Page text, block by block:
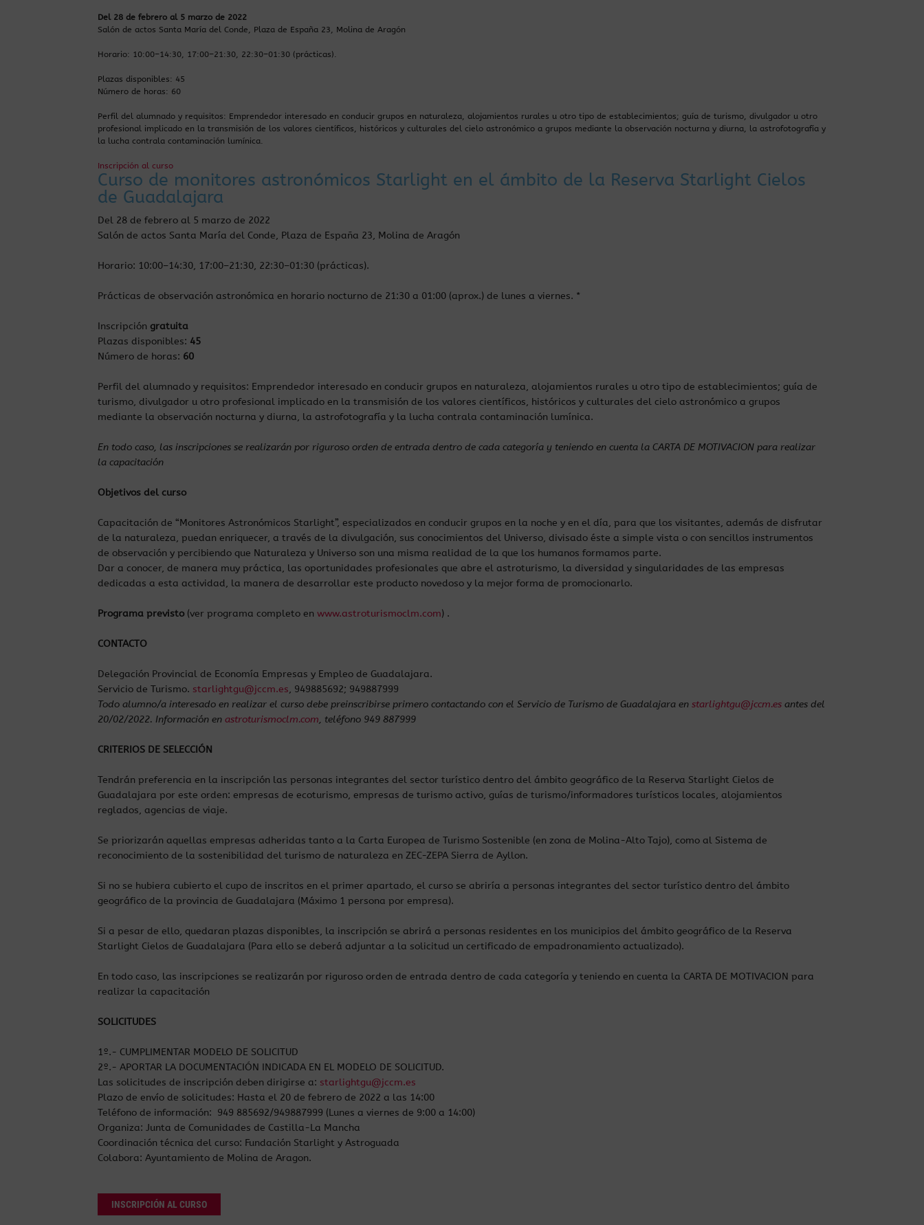
Del 28 de febrero al 5 marzo de 2022
Salón de actos Santa María del Conde, Plaza de España 23, Molina de Aragón
Horario: 10:00–14:30, 17:00–21:30, 22:30–01:30 (prácticas).
Plazas disponibles: 45
Número de horas: 60
Perfil del alumnado y requisitos: Emprendedor interesado en conducir grupos en naturaleza, alojamientos rurales u otro tipo de establecimientos; guía de turismo, divulgador u otro
profesional implicado en la transmisión de los valores científicos, históricos y culturales del cielo astronómico a grupos mediante la observación nocturna y diurna, la astrofotografía y
la lucha contrala contaminación lumínica.
Inscripción al curso
Curso de monitores astronómicos Starlight en el ámbito de la Reserva Starlight Cielos
de Guadalajara
Del 28 de febrero al 5 marzo de 2022
Salón de actos Santa María del Conde, Plaza de España 23, Molina de Aragón
Horario: 10:00–14:30, 17:00–21:30, 22:30–01:30 (prácticas).
Prácticas de observación astronómica en horario nocturno de 21:30 a 01:00 (aprox.) de lunes a viernes. *
Inscripción gratuita
Plazas disponibles: 45
Número de horas: 60
Perfil del alumnado y requisitos: Emprendedor interesado en conducir grupos en naturaleza, alojamientos rurales u otro tipo de establecimientos; guía de
turismo, divulgador u otro profesional implicado en la transmisión de los valores científicos, históricos y culturales del cielo astronómico a grupos
mediante la observación nocturna y diurna, la astrofotografía y la lucha contrala contaminación lumínica.
En todo caso, las inscripciones se realizarán por riguroso orden de entrada dentro de cada categoría y teniendo en cuenta la CARTA DE MOTIVACION para realizar
la capacitación
Objetivos del curso
Capacitación de “Monitores Astronómicos Starlight”, especializados en conducir grupos en la noche y en el día, para que los visitantes, además de disfrutar
de la naturaleza, puedan enriquecer, a través de la divulgación, sus conocimientos del Universo, divisado éste a simple vista o con sencillos instrumentos
de observación y percibiendo que Naturaleza y Universo son una misma realidad de la que los humanos formamos parte.
Dar a conocer, de manera muy práctica, las oportunidades profesionales que abre el astroturismo, la diversidad y singularidades de las empresas
dedicadas a esta actividad, la manera de desarrollar este producto novedoso y la mejor forma de promocionarlo.
Programa previsto (ver programa completo en www.astroturismoclm.com) .
CONTACTO
Delegación Provincial de Economía Empresas y Empleo de Guadalajara.
Servicio de Turismo. starlightgu@jccm.es, 949885692; 949887999
Todo alumno/a interesado en realizar el curso debe preinscribirse primero contactando con el Servicio de Turismo de Guadalajara en starlightgu@jccm.es antes del
20/02/2022. Información en astroturismoclm.com, teléfono 949 887999
CRITERIOS DE SELECCIÓN
Tendrán preferencia en la inscripción las personas integrantes del sector turístico dentro del ámbito geográfico de la Reserva Starlight Cielos de
Guadalajara por este orden: empresas de ecoturismo, empresas de turismo activo, guías de turismo/informadores turísticos locales, alojamientos
reglados, agencias de viaje.
Se priorizarán aquellas empresas adheridas tanto a la Carta Europea de Turismo Sostenible (en zona de Molina-Alto Tajo), como al Sistema de
reconocimiento de la sostenibilidad del turismo de naturaleza en ZEC-ZEPA Sierra de Ayllon.
Si no se hubiera cubierto el cupo de inscritos en el primer apartado, el curso se abriría a personas integrantes del sector turístico dentro del ámbito
geográfico de la provincia de Guadalajara (Máximo 1 persona por empresa).
Si a pesar de ello, quedaran plazas disponibles, la inscripción se abrirá a personas residentes en los municipios del ámbito geográfico de la Reserva
Starlight Cielos de Guadalajara (Para ello se deberá adjuntar a la solicitud un certificado de empadronamiento actualizado).
En todo caso, las inscripciones se realizarán por riguroso orden de entrada dentro de cada categoría y teniendo en cuenta la CARTA DE MOTIVACION para
realizar la capacitación
SOLICITUDES
1º.- CUMPLIMENTAR MODELO DE SOLICITUD
2º.- APORTAR LA DOCUMENTACIÓN INDICADA EN EL MODELO DE SOLICITUD.
Las solicitudes de inscripción deben dirigirse a: starlightgu@jccm.es
Plazo de envío de solicitudes: Hasta el 20 de febrero de 2022 a las 14:00
Teléfono de información: 949 885692/949887999 (Lunes a viernes de 9:00 a 14:00)
Organiza: Junta de Comunidades de Castilla-La Mancha
Coordinación técnica del curso: Fundación Starlight y Astroguada
Colabora: Ayuntamiento de Molina de Aragon.
INSCRIPCIÓN AL CURSO